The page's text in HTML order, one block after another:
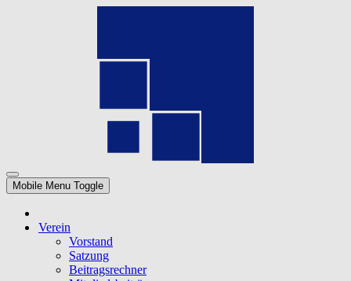
Mobile Menu Toggle
Verein
Vorstand
Satzung
Beitragsrechner